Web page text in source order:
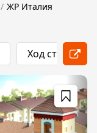
ЖР Италия
Ход